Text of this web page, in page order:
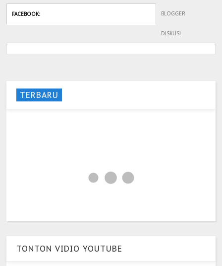
FACEBOOK: BLOGGER
DISKUSI
TERBARU
TONTON VIDIO YOUTUBE